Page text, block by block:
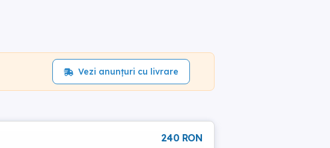
Vezi anunțuri cu livrare
240 RON